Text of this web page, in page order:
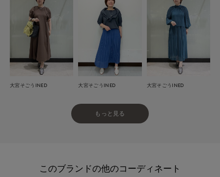
大宮そごうINED 大宮そごうINED 大宮そごうINED
もっと見る
このブランドの他のコーディネート